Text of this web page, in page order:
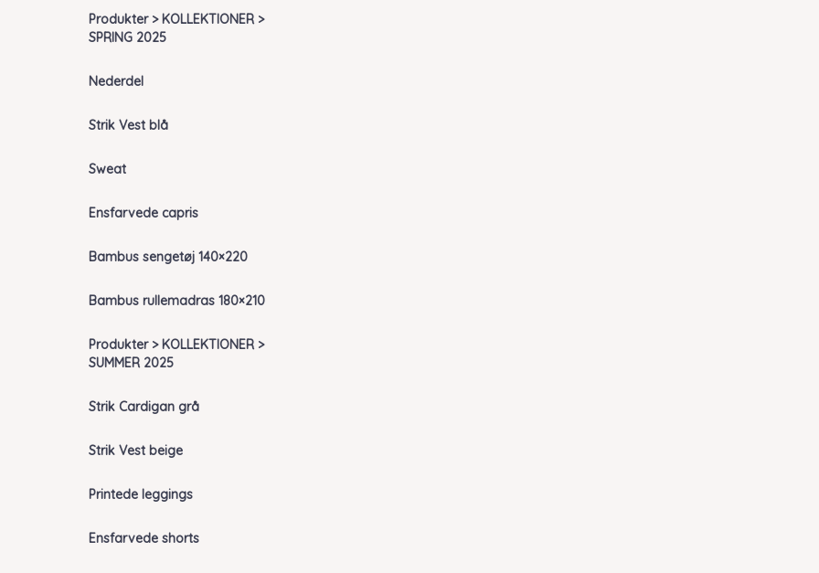
Produkter > KOLLEKTIONER >
SPRING 2025
Nederdel
Strik Vest blå
Sweat
Ensfarvede capris
Bambus sengetøj 140×220
Bambus rullemadras 180×210
Produkter > KOLLEKTIONER >
SUMMER 2025
Strik Cardigan grå
Strik Vest beige
Printede leggings
Ensfarvede shorts